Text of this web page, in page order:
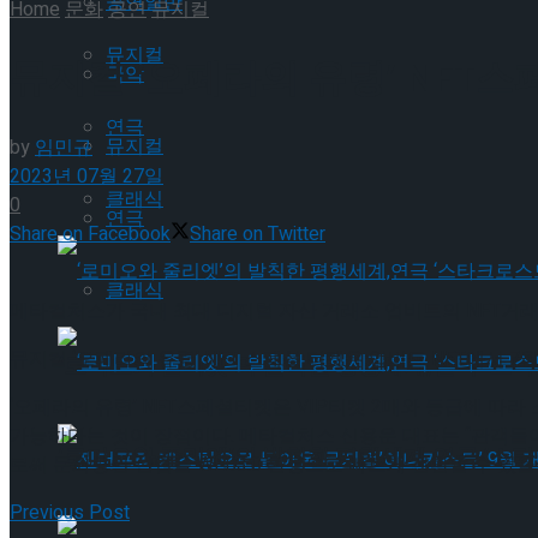
뮤지컬
연극
클래식
‘로미오와 줄리엣’의 발칙한 평행세계,연극 ‘스
국악
뮤지컬
연극
클래식
‘로미오와 줄리엣’의 발칙한 평행세계,연극 ‘스
Home문화공연뮤지컬
뮤지컬 ‘오페라의 유령’ NFT
by임민규
2023년 07월 27일
0
Share on Facebook
Share on Twitter
뮤지컬 ‘오페라의 유령’ NFT 스페셜 티켓은 업비트 NFT에
가능하다는 것이 장점이다. 메타컬처스 신용운 대표는 “관
로써 문화공연 산업을 WEB3.0 환경으로 빠르게 전환할 수 있
Previous Post